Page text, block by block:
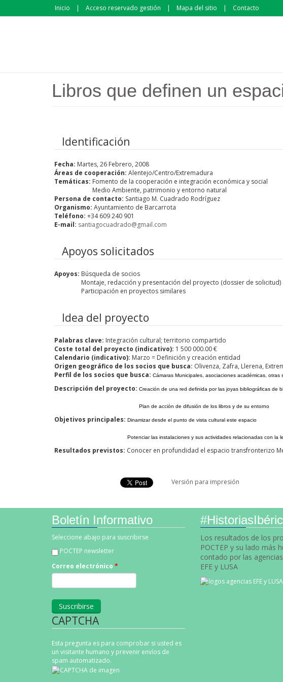
Pasar al contenido principal
Inicio Acceso reservado gestión Mapa del sitio Contacto
Libros que definen un
Identificación
Fecha: Martes, 26 Febrero, 2008
Áreas de cooperación: Alentejo/Centro/Extremadura
Temáticas: Fomento de la cooperación e integración económica y social
Medio Ambiente, patrimonio y entorno natural
Persona de contacto: Santiago M. Cuadrado Rodríguez
Organismo: Ayuntamiento de Barcarrota
Teléfono: +34 609 240 901
E-mail: santiagocuadrado@gmail.com
Apoyos solicitados
Apoyos: Búsqueda de socios
Montaje, redacción y presentación del proyecto (dossier de solicitud)
Participación en proyectos similares
Idea del proyecto
Palabras clave: Integración cultural; territorio compartido
Coste total del proyecto (indicativo): 1 500 000.00 €
Calendario (indicativo): Marzo = Definición y creación entidad
Origen geográfico de los socios que busca: Olivenza, Zafra, Llerena,
Perfil de los socios que busca: Cámaras Municipales, asociaciones académicas, otras
Descripción del proyecto: Creación de una red definida por las joyas bibliográficas de
Plan de acción de difusión de los libros y de su entorno
Objetivos principales: Dinamizar desde el punto de vista cultural este espacio
Potenciar las instalaciones y sus actividades relacionadas con la
Resultados previstos: Conocer en profundidad el espacio transfronterizo
Versión para impresión
Boletín Informativo
Seleccione abajo para suscribirse
POCTEP newsletter
Correo electrónico *
CAPTCHA
Esta pregunta es para comprobar si usted es
un visitante humano y prevenir envíos de
spam automatizado.
Los resultados de los
POCTEP y su lado más
contado por las
EFE y LUSA